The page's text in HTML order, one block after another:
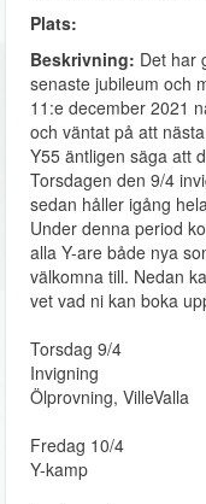
Plats:
Beskrivning: Det har
senaste jubileum och
11:e december 2021
och väntat på att
Y55 äntligen säga att
Torsdagen den 9/4
sedan håller igång
Under denna period
alla Y-are både nya
välkomna till. Nedan
vet vad ni kan boka
Torsdag 9/4
Invigning
Ölprovning, VilleValla
Fredag 10/4
Y-kamp